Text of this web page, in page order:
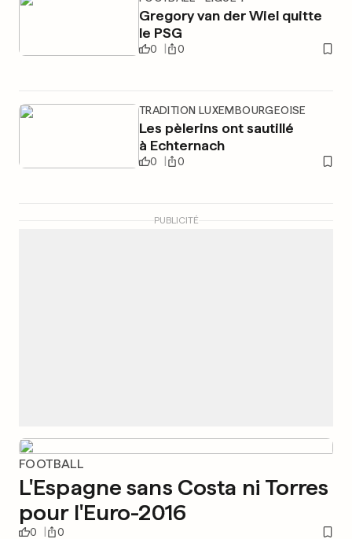
Gregory van der Wiel quitte
le PSG
0 0
TRADITION LUXEMBOURGEOISE
Les pèlerins ont sautillé
à Echternach
0 0
PUBLICITÉ
FOOTBALL
L'Espagne sans Costa ni Torres
pour l'Euro-2016
0 0